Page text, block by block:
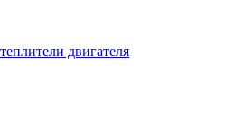
двигателя